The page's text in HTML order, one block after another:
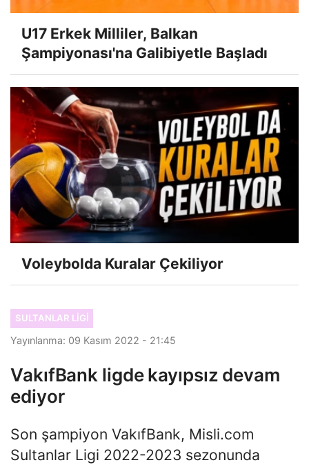
U17 Erkek Milliler, Balkan
Şampiyonası'na Galibiyetle Başladı
Voleybolda Kuralar Çekiliyor
SULTANLAR LIGI
Yayınlanma: 09 Kasım 2022 - 21:45
VakıfBank ligde kayıpsız devam
ediyor
Son şampiyon VakıfBank, Misli.com
Sultanlar Ligi 2022-2023 sezonunda